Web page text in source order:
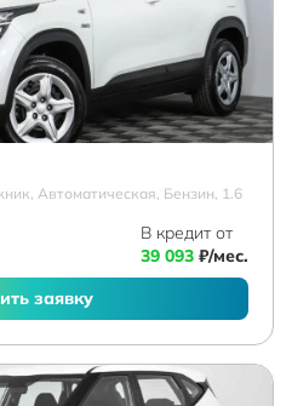
Автоматическая, Бензин, 1.6
В кредит от
39 093 ₽/мес.
заявку